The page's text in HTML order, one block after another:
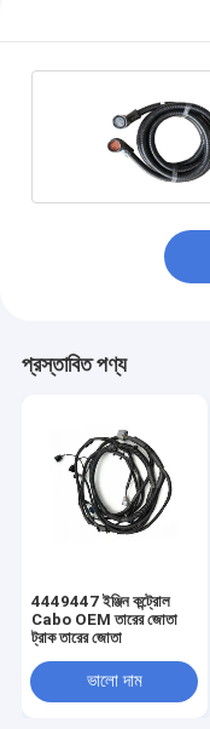
প্রস্তাবিত পণ্য
4449447 ইঞ্জিন কন্ট্রোল
Cabo OEM তারের জোতা
ট্রাক তারের জোতা
ভালো দাম